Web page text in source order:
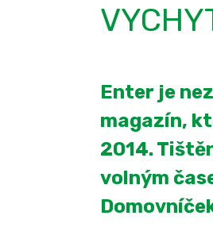
Enter je
magazín,
2014.
volným